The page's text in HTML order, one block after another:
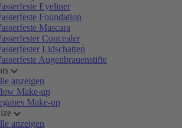
Eyeliner
Foundation
Mascara
Concealer
Lidschatten
Augenbrauenstifte
anzeigen
Make-up
Make-up
anzeigen